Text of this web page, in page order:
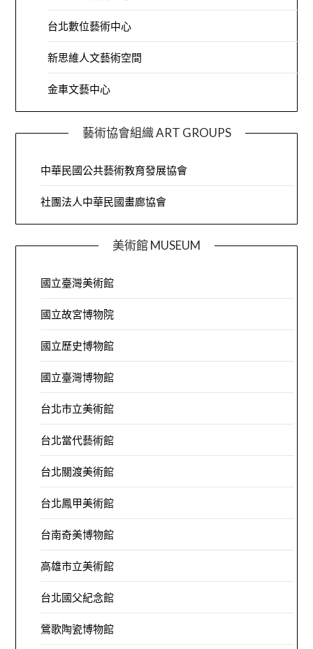
台北數位藝術中心
新思維人文藝術空間
金車文藝中心
藝術協會組織 ART GROUPS
中華民國公共藝術教育發展協會
社團法人中華民國畫廊協會
美術館 MUSEUM
國立臺灣美術館
國立故宮博物院
國立歷史博物館
國立臺灣博物館
台北市立美術館
台北當代藝術館
台北關渡美術館
台北鳳甲美術館
台南奇美博物館
高雄市立美術館
台北國父紀念館
鶯歌陶瓷博物館